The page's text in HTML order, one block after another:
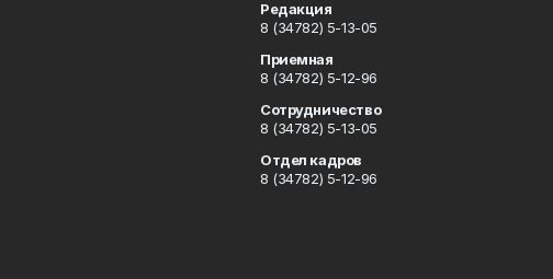
Редакция
8 (34782) 5-13-05
Приемная
8 (34782) 5-12-96
Сотрудничество
8 (34782) 5-13-05
Отдел кадров
8 (34782) 5-12-96